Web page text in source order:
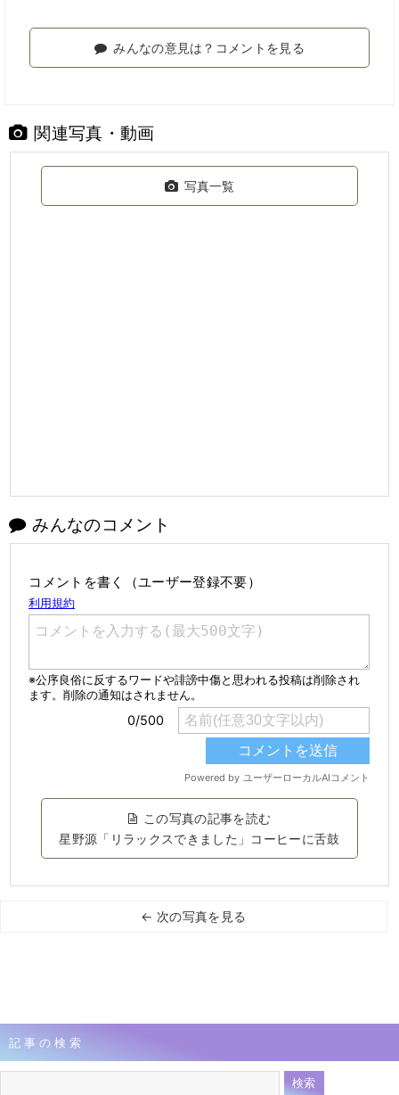
みんなの意見は？コメントを見る
関連写真・動画
写真一覧
みんなのコメント
コメントを書く（ユーザー登録不要）
この写真の記事を読む
星野源「リラックスできました」コーヒーに舌鼓
← 次の写真を見る
記事の検索